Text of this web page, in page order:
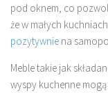
pod oknem, co
że w małych
pozytywnie na
Meble takie jak
wyspy kuchenne